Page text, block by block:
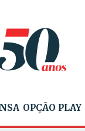
OPÇÃO PLAY